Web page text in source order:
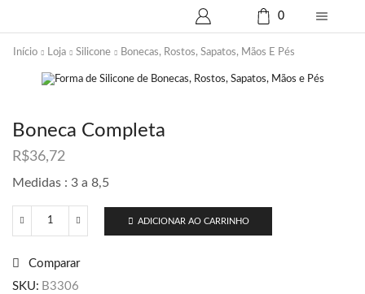
0
Início Loja Silicone Bonecas, Rostos, Sapatos, Mãos E Pés
Boneca Completa
R$36,72
Medidas : 3 a 8,5
Boneca
ADICIONAR AO CARRINHO
Comparar
SKU: B3306